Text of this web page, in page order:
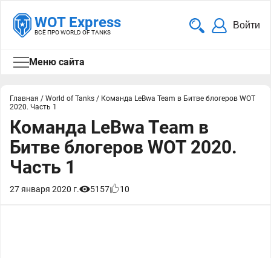
WOT Express
ВСЁ ПРО WORLD OF TANKS
Войти
Меню сайта
Главная / World of Tanks / Команда LeBwa Team в Битве блогеров WOT
2020. Часть 1
Команда LeBwa Team в
Битве блогеров WOT 2020.
Часть 1
27 января 2020 г. 5157 10